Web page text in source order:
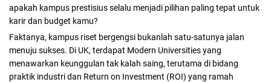
apakah kampus prestisius selalu menjadi pilihan paling tepat untuk
karir dan budget kamu?
Faktanya, kampus riset bergengsi bukanlah satu-satunya jalan
menuju sukses. Di UK, terdapat Modern Universities yang
menawarkan keunggulan tak kalah saing, terutama di bidang
praktik industri dan Return on Investment (ROI) yang ramah